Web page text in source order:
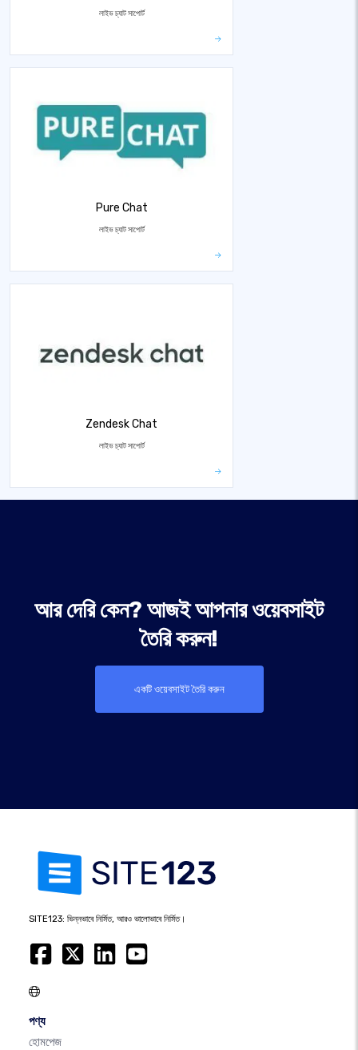
লাইভ চ্যাট সাপোর্ট
Pure Chat
লাইভ চ্যাট সাপোর্ট
Zendesk Chat
লাইভ চ্যাট সাপোর্ট
আর দেরি কেন? আজই আপনার ওয়েবসাইট
তৈরি করুন!
একটি ওয়েবসাইট তৈরি করুন
SITE123: ভিন্নভাবে নির্মিত, আরও ভালোভাবে নির্মিত।
পণ্য
হোমপেজ